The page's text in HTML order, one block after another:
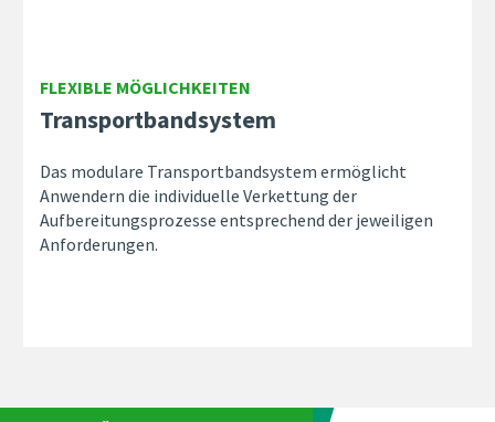
FLEXIBLE MÖGLICHKEITEN
Transportbandsystem
Das modulare Transportbandsystem ermöglicht
Anwendern die individuelle Verkettung der
Aufbereitungsprozesse entsprechend der jeweiligen
Anforderungen.